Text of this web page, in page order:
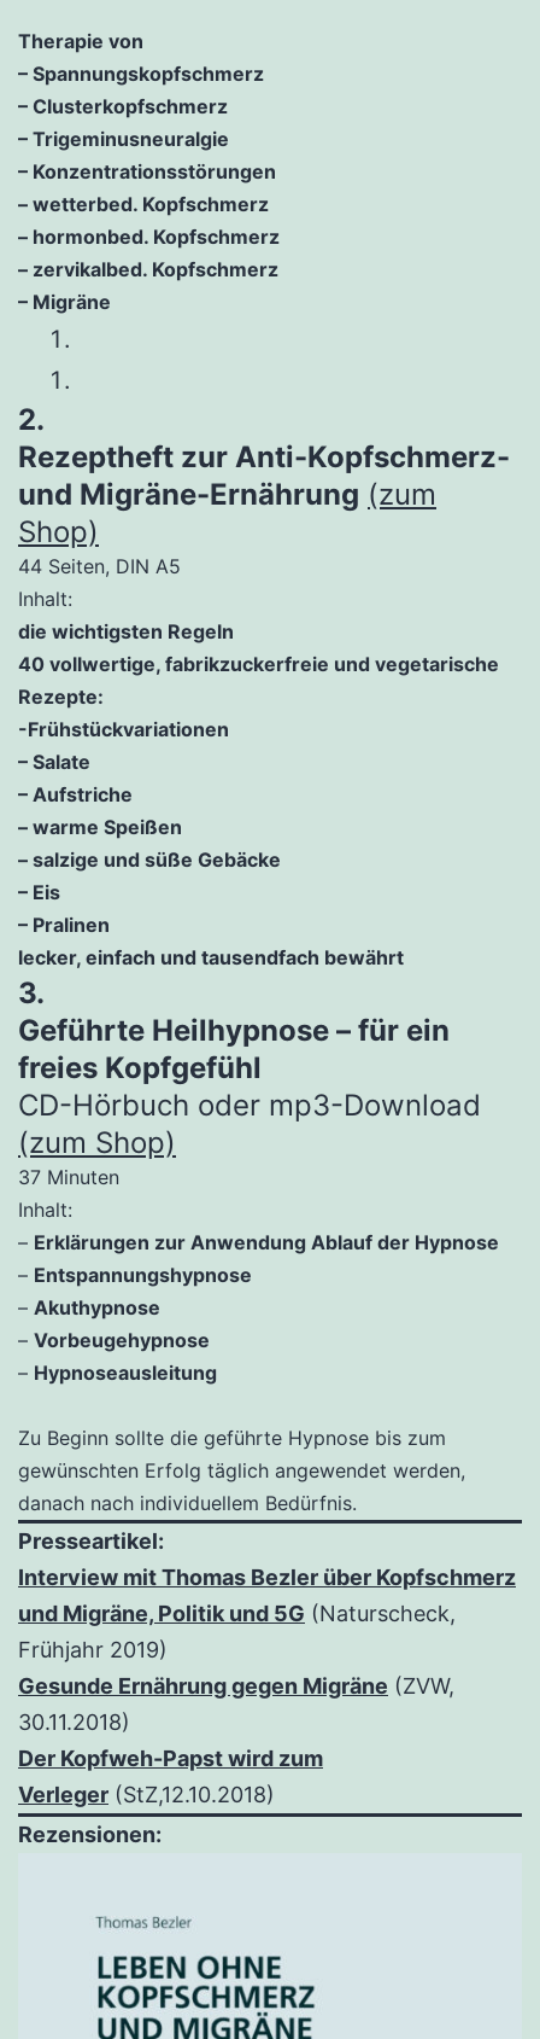
Therapie von
– Spannungskopfschmerz
– Clusterkopfschmerz
– Trigeminusneuralgie
– Konzentrationsstörungen
– wetterbed. Kopfschmerz
– hormonbed. Kopfschmerz
– zervikalbed. Kopfschmerz
– Migräne
2.
Rezeptheft zur Anti-Kopfschmerz-
und Migräne-Ernährung (zum
Shop)
44 Seiten, DIN A5
Inhalt:
die wichtigsten Regeln
40 vollwertige, fabrikzuckerfreie und vegetarische
Rezepte:
-Frühstückvariationen
– Salate
– Aufstriche
– warme Speißen
– salzige und süße Gebäcke
– Eis
– Pralinen
lecker, einfach und tausendfach bewährt
3.
Geführte Heilhypnose – für ein
freies Kopfgefühl
CD-Hörbuch oder mp3-Download
(zum Shop)
37 Minuten
Inhalt:
– Erklärungen zur Anwendung Ablauf der Hypnose
– Entspannungshypnose
– Akuthypnose
– Vorbeugehypnose
– Hypnoseausleitung
Zu Beginn sollte die geführte Hypnose bis zum
gewünschten Erfolg täglich angewendet werden,
danach nach individuellem Bedürfnis.
Presseartikel:
Interview mit Thomas Bezler über Kopfschmerz
und Migräne, Politik und 5G (Naturscheck,
Frühjahr 2019)
Gesunde Ernährung gegen Migräne (ZVW,
30.11.2018)
Der Kopfweh-Papst wird zum
Verleger (StZ,12.10.2018)
Rezensionen: